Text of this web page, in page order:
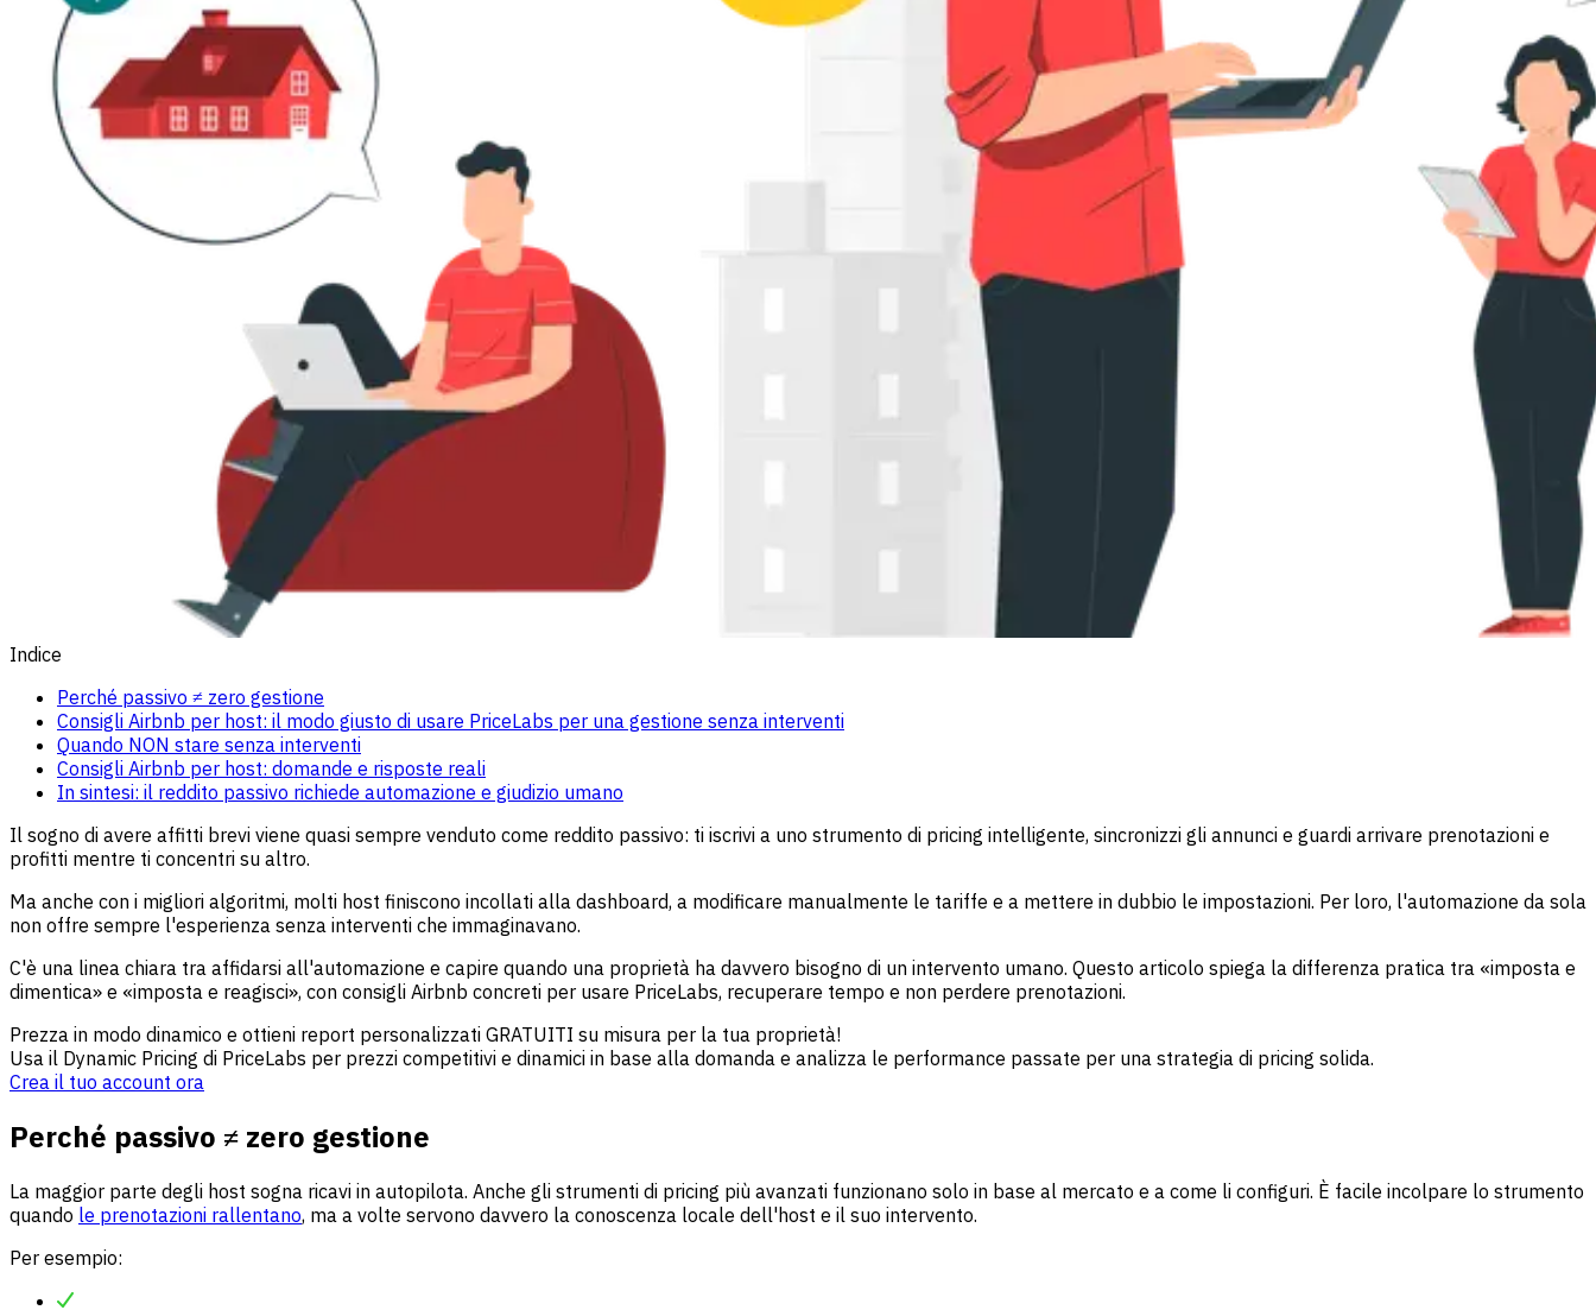
Indice
Perché passivo ≠ zero gestione
Consigli Airbnb per host: il modo giusto di usare PriceLabs per una gestione senza interventi
Quando NON stare senza interventi
Consigli Airbnb per host: domande e risposte reali
In sintesi: il reddito passivo richiede automazione e giudizio umano
Il sogno di avere affitti brevi viene quasi sempre venduto come reddito passivo: ti iscrivi a uno strumento di pricing intelligente, sincronizzi gli annunci e guardi arrivare prenotazioni e
profitti mentre ti concentri su altro.
Ma anche con i migliori algoritmi, molti host finiscono incollati alla dashboard, a modificare manualmente le tariffe e a mettere in dubbio le impostazioni. Per loro, l'automazione da sola
non offre sempre l'esperienza senza interventi che immaginavano.
C'è una linea chiara tra affidarsi all'automazione e capire quando una proprietà ha davvero bisogno di un intervento umano. Questo articolo spiega la differenza pratica tra «imposta e
dimentica» e «imposta e reagisci», con consigli Airbnb concreti per usare PriceLabs, recuperare tempo e non perdere prenotazioni.
Prezza in modo dinamico e ottieni report personalizzati GRATUITI su misura per la tua proprietà!
Usa il Dynamic Pricing di PriceLabs per prezzi competitivi e dinamici in base alla domanda e analizza le performance passate per una strategia di pricing solida.
Crea il tuo account ora
Perché passivo ≠ zero gestione
La maggior parte degli host sogna ricavi in autopilota. Anche gli strumenti di pricing più avanzati funzionano solo in base al mercato e a come li configuri. È facile incolpare lo strumento
quando le prenotazioni rallentano, ma a volte servono davvero la conoscenza locale dell'host e il suo intervento.
Per esempio: